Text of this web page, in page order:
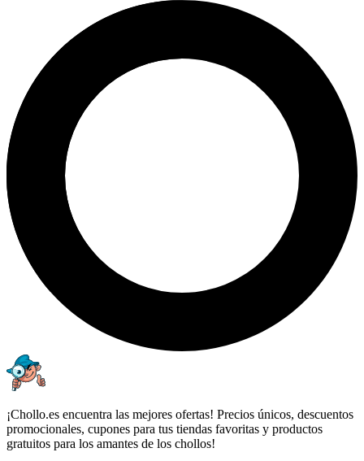
¡Chollo.es encuentra las mejores ofertas! Precios únicos, descuentos
promocionales, cupones para tus tiendas favoritas y productos
gratuitos para los amantes de los chollos!